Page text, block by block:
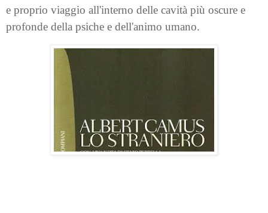
e proprio viaggio all'interno delle cavità più oscure e
profonde della psiche e dell'animo umano.